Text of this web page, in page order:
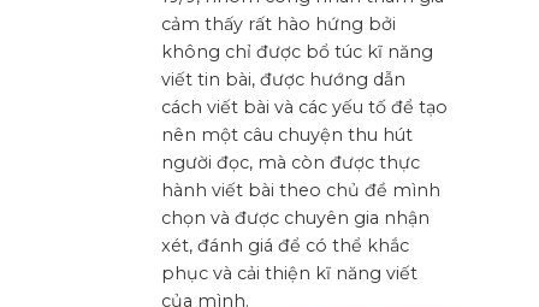
cảm thấy rất hào hứng bởi
không chỉ được bổ túc kĩ năng
viết tin bài, được hướng dẫn
cách viết bài và các yếu tố để tạo
nên một câu chuyện thu hút
người đọc, mà còn được thực
hành viết bài theo chủ đề mình
chọn và được chuyên gia nhận
xét, đánh giá để có thể khắc
phục và cải thiện kĩ năng viết
của mình.